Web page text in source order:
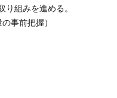
組みを進める。
事前把握）